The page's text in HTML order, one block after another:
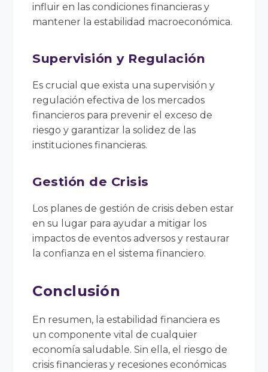
influir en las condiciones financieras y
mantener la estabilidad macroeconómica.
Supervisión y Regulación
Es crucial que exista una supervisión y
regulación efectiva de los mercados
financieros para prevenir el exceso de
riesgo y garantizar la solidez de las
instituciones financieras.
Gestión de Crisis
Los planes de gestión de crisis deben estar
en su lugar para ayudar a mitigar los
impactos de eventos adversos y restaurar
la confianza en el sistema financiero.
Conclusión
En resumen, la estabilidad financiera es
un componente vital de cualquier
economía saludable. Sin ella, el riesgo de
crisis financieras y recesiones económicas